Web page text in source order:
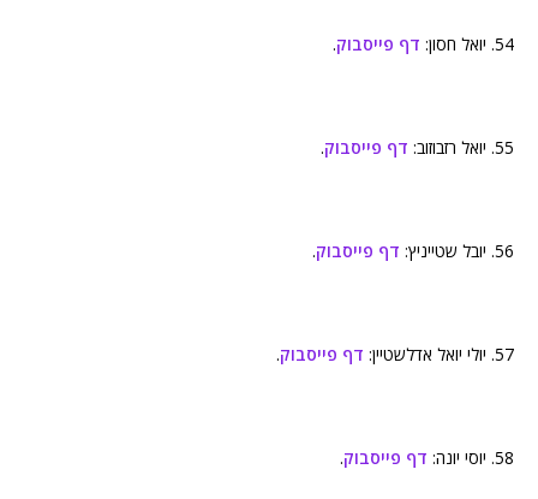
54. יואל חסון: דף פייסבוק.
55. יואל רזבוזוב: דף פייסבוק.
56. יובל שטייניץ: דף פייסבוק.
57. יולי יואל אדלשטיין: דף פייסבוק.
58. יוסי יונה: דף פייסבוק.